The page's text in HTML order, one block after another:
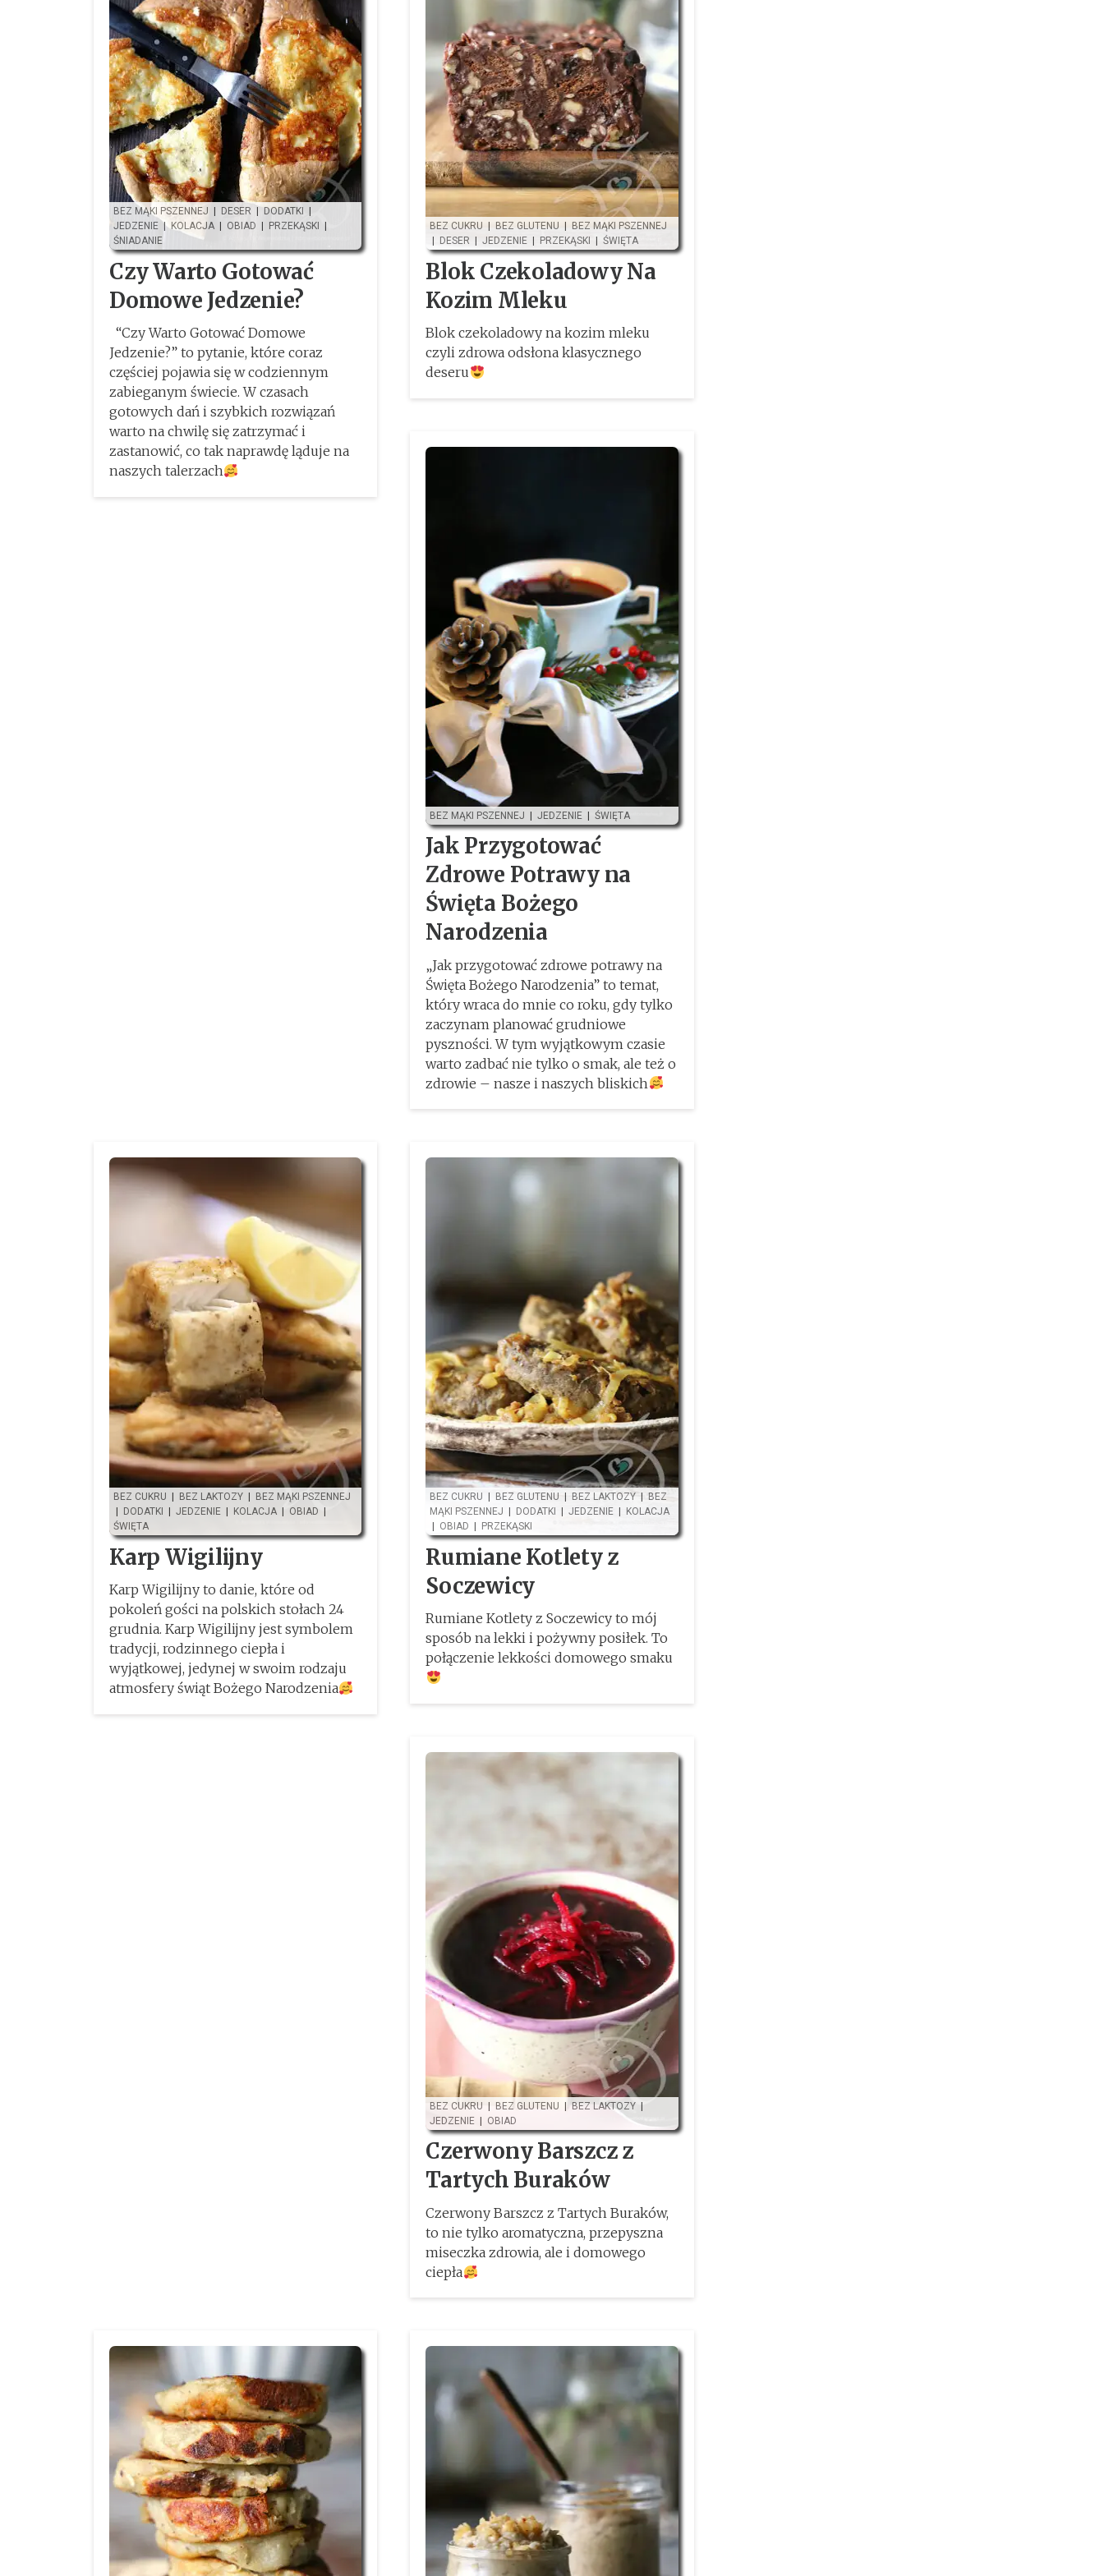
BEZ MĄKI PSZENNEJ DESER DODATKI
JEDZENIE | KOLACJA OBIAD PRZEKĄSKI
ŚNIADANIE
Czy Warto Gotować
Domowe Jedzenie?
“Czy Warto Gotować Domowe
Jedzenie?” to pytanie, które coraz
częściej pojawia się w codziennym
zabieganym świecie. W czasach
gotowych dań i szybkich rozwiązań
warto na chwilę się zatrzymać i
zastanowić, co tak naprawdę ląduje na
naszych talerzach
BEZ CUKRU BEZ GLUTENU
BEZ MĄKI PSZENNEJ
DESER JEDZENIE PRZEKĄSKI ŚWIĘTA
Blok Czekoladowy Na
Kozim Mleku
Blok czekoladowy na kozim mleku
czyli zdrowa odsłona klasycznego
deseru
BEZ MĄKI PSZENNEJ | JEDZENIE | ŚWIĘTA
Jak Przygotować
Zdrowe Potrawy na
Święta Bożego
Narodzenia
„Jak przygotować zdrowe potrawy na
Święta Bożego Narodzenia” to temat,
który wraca do mnie co roku, gdy tylko
zaczynam planować grudniowe
pyszności. W tym wyjątkowym czasie
warto zadbać nie tylko o smak, ale też o
zdrowie – nasze i naszych bliskich
BEZ CUKRU BEZ LAKTOZY
BEZ MĄKI PSZENNEJ
DODATKI JEDZENIE KOLACJA OBIAD
ŚWIĘTA
Karp Wigilijny
Karp Wigilijny to danie, które od
pokoleń gości na polskich stołach 24
grudnia. Karp Wigilijny jest symbolem
tradycji, rodzinnego ciepła i
wyjątkowej, jedynej w swoim rodzaju
atmosfery świąt Bożego Narodzenia
BEZ CUKRU BEZ GLUTENU BEZ LAKTOZY
BEZ
MĄKI PSZENNEJ
DODATKI JEDZENIE
KOLACJA
OBIAD PRZEKĄSKI
Rumiane Kotlety z
Soczewicy
Rumiane Kotlety z Soczewicy to mój
sposób na lekki i pożywny posiłek. To
połączenie lekkości domowego smaku
BEZ CUKRU | BEZ GLUTENU | BEZ LAKTOZY |
JEDZENIE | OBIAD
Czerwony Barszcz z
Tartych Buraków
Czerwony Barszcz z Tartych Buraków,
to nie tylko aromatyczna, przepyszna
miseczka zdrowia, ale i domowego
ciepła